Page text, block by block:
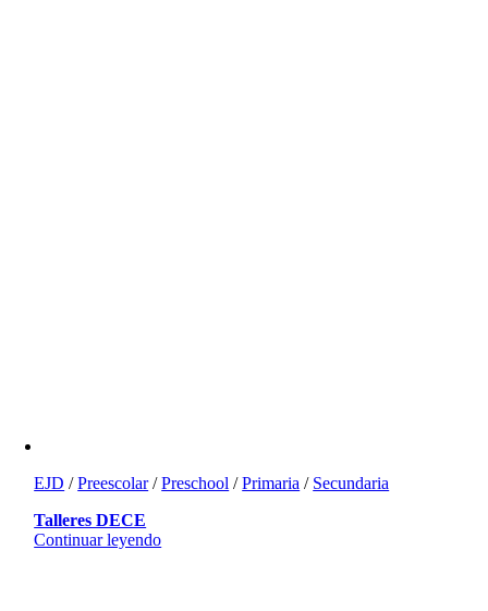
EJD /Preescolar/Preschool /Primaria / Secundaria
Talleres DECE
Continuar leyendo